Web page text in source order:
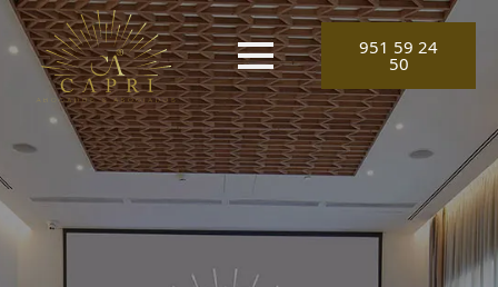
951 59 24
50